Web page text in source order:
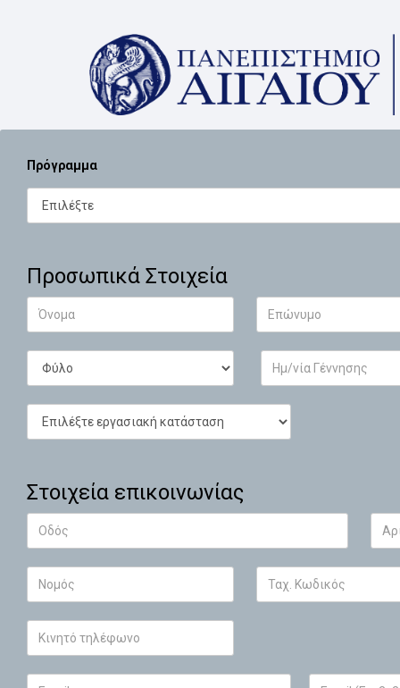
Πρόγραμμα
Προσωπικά Στοιχεία
Στοιχεία επικοινωνίας